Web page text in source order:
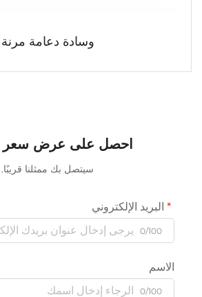
وسادة دعامة مرنة
احصل على عرض سعر
سيتصل بك ممثلنا قريبًا.
البريد الإلكتروني
0/100
الاسم
0/100